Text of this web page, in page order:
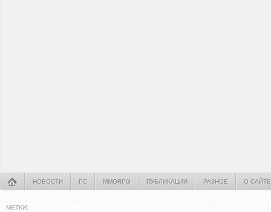
НОВОСТИ PC MMORPG ПУБЛИКАЦИИ РАЗНОЕ О САЙТЕ
МЕТКИ: